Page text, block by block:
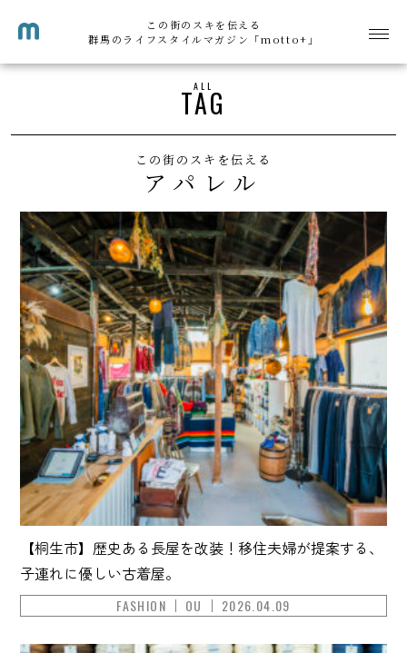
この街のスキを伝える
群馬のライフスタイルマガジン「motto+」
ALL
TAG
この街のスキを伝える
アパレル
【桐生市】歴史ある長屋を改装！移住夫婦が提案する、
子連れに優しい古着屋。
FASHION OU 2026.04.09